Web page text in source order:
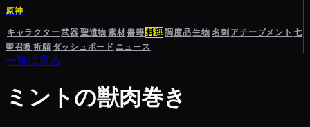
原神
キャラクター武器聖遺物素材書籍料理調度品生物名刺 アチーブメント 七
聖召喚祈願 ダッシュボード ニュース
一覧に戻る
ミントの獣肉巻き